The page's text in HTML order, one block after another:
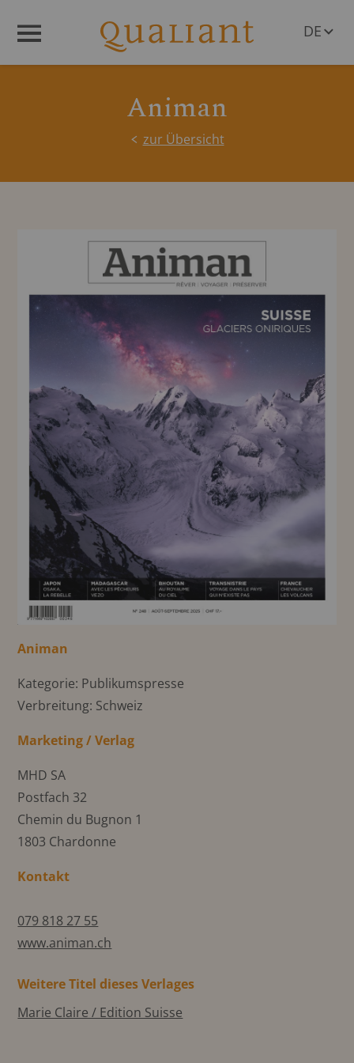
DE
Animan
zur Übersicht
Animan
Kategorie: Publikumspresse
Verbreitung: Schweiz
Marketing / Verlag
MHD SA
Postfach 32
Chemin du Bugnon 1
1803 Chardonne
Kontakt
079 818 27 55
www.animan.ch
Weitere Titel dieses Verlages
Marie Claire / Edition Suisse